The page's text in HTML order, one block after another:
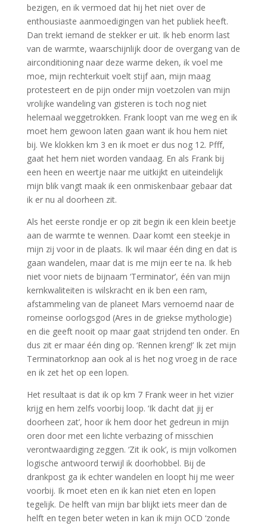
bezigen, en ik vermoed dat hij het niet over de
enthousiaste aanmoedigingen van het publiek heeft.
Dan trekt iemand de stekker er uit. Ik heb enorm last
van de warmte, waarschijnlijk door de overgang van de
airconditioning naar deze warme deken, ik voel me
moe, mijn rechterkuit voelt stijf aan, mijn maag
protesteert en de pijn onder mijn voetzolen van mijn
vrolijke wandeling van gisteren is toch nog niet
helemaal weggetrokken. Frank loopt van me weg en ik
moet hem gewoon laten gaan want ik hou hem niet
bij. We klokken km 3 en ik moet er dus nog 12. Pfff,
gaat het hem niet worden vandaag. En als Frank bij
een heen en weertje naar me uitkijkt en uiteindelijk
mijn blik vangt maak ik een onmiskenbaar gebaar dat
ik er nu al doorheen zit.
Als het eerste rondje er op zit begin ik een klein beetje
aan de warmte te wennen. Daar komt een steekje in
mijn zij voor in de plaats. Ik wil maar één ding en dat is
gaan wandelen, maar dat is me mijn eer te na. Ik heb
niet voor niets de bijnaam ‘Terminator’, één van mijn
kernkwaliteiten is wilskracht en ik ben een ram,
afstammeling van de planeet Mars vernoemd naar de
romeinse oorlogsgod (Ares in de griekse mythologie)
en die geeft nooit op maar gaat strijdend ten onder. En
dus zit er maar één ding op. ‘Rennen kreng!’ Ik zet mijn
Terminatorknop aan ook al is het nog vroeg in de race
en ik zet het op een lopen.
Het resultaat is dat ik op km 7 Frank weer in het vizier
krijg en hem zelfs voorbij loop. ‘Ik dacht dat jij er
doorheen zat’, hoor ik hem door het gedreun in mijn
oren door met een lichte verbazing of misschien
verontwaardiging zeggen. ‘Zit ik ook’, is mijn volkomen
logische antwoord terwijl ik doorhobbel. Bij de
drankpost ga ik echter wandelen en loopt hij me weer
voorbij. Ik moet eten en ik kan niet eten en lopen
tegelijk. De helft van mijn bar blijkt iets meer dan de
helft en tegen beter weten in kan ik mijn OCD ‘zonde